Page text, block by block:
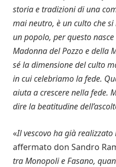
storia e tradizioni di una
mai neutro, è un culto che
un popolo, per questo
Madonna del Pozzo e della
sé la dimensione del culto
in cui celebriamo la fede.
aiuta a crescere nella fede.
dire la beatitudine
«Il vescovo ha già
affermato don Sandro
tra Monopoli e Fasano,